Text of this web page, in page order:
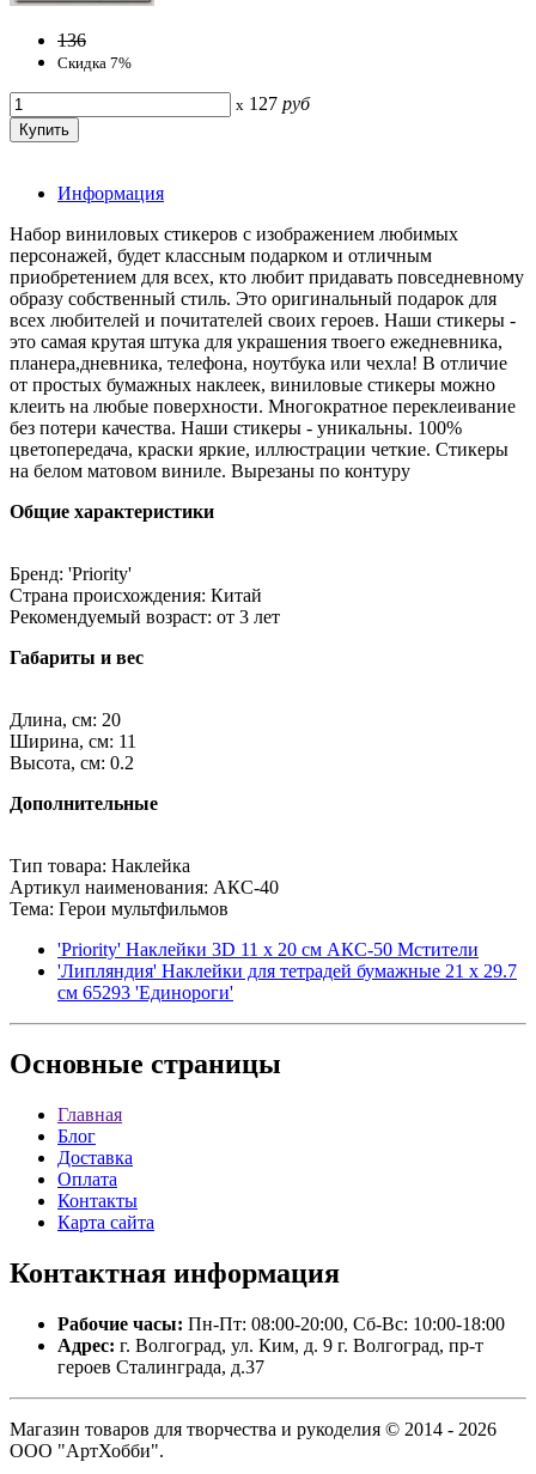
136
Скидка 7%
x 127 руб
Информация
Набор виниловых стикеров с изображением любимых
персонажей, будет классным подарком и отличным
приобретением для всех, кто любит придавать повседневному
образу собственный стиль. Это оригинальный подарок для
всех любителей и почитателей своих героев. Наши стикеры -
это самая крутая штука для украшения твоего ежедневника,
планера,дневника, телефона, ноутбука или чехла! В отличие
от простых бумажных наклеек, виниловые стикеры можно
клеить на любые поверхности. Многократное переклеивание
без потери качества. Наши стикеры - уникальны. 100%
цветопередача, краски яркие, иллюстрации четкие. Стикеры
на белом матовом виниле. Вырезаны по контуру
Общие характеристики
Бренд: 'Priority'
Страна происхождения: Китай
Рекомендуемый возраст: от 3 лет
Габариты и вес
Длина, см: 20
Ширина, см: 11
Высота, см: 0.2
Дополнительные
Тип товара: Наклейка
Артикул наименования: АКС-40
Тема: Герои мультфильмов
'Priority' Наклейки 3D 11 х 20 см АКС-50 Мстители
'Липляндия' Наклейки для тетрадей бумажные 21 х 29.7
см 65293 'Единороги'
Основные страницы
Главная
Блог
Доставка
Оплата
Контакты
Карта сайта
Контактная информация
Рабочие часы: Пн-Пт: 08:00-20:00, Сб-Вс: 10:00-18:00
Адрес: г. Волгоград, ул. Ким, д. 9 г. Волгоград, пр-т
героев Сталинграда, д.37
Магазин товаров для творчества и рукоделия © 2014 - 2026
ООО "АртХобби".